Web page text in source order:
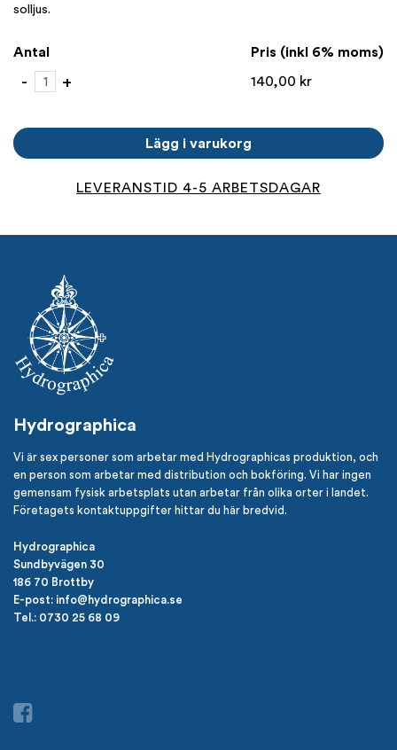
solljus.
Antal
- 622-
25
+
Pris (inkl 6% moms)
140,00 kr
Lägg i varukorg
LEVERANSTID 4-5 ARBETSDAGAR
Hydrographica
Vi är sex personer som arbetar med Hydrographicas produktion, och
en person som arbetar med distribution och bokföring. Vi har ingen
gemensam fysisk arbetsplats utan arbetar från olika orter i landet.
Företagets kontaktuppgifter hittar du här bredvid.
Hydrographica
Sundbyvägen 30
186 70 Brottby
E-post: info@hydrographica.se
Tel.: 0730 25 68 09